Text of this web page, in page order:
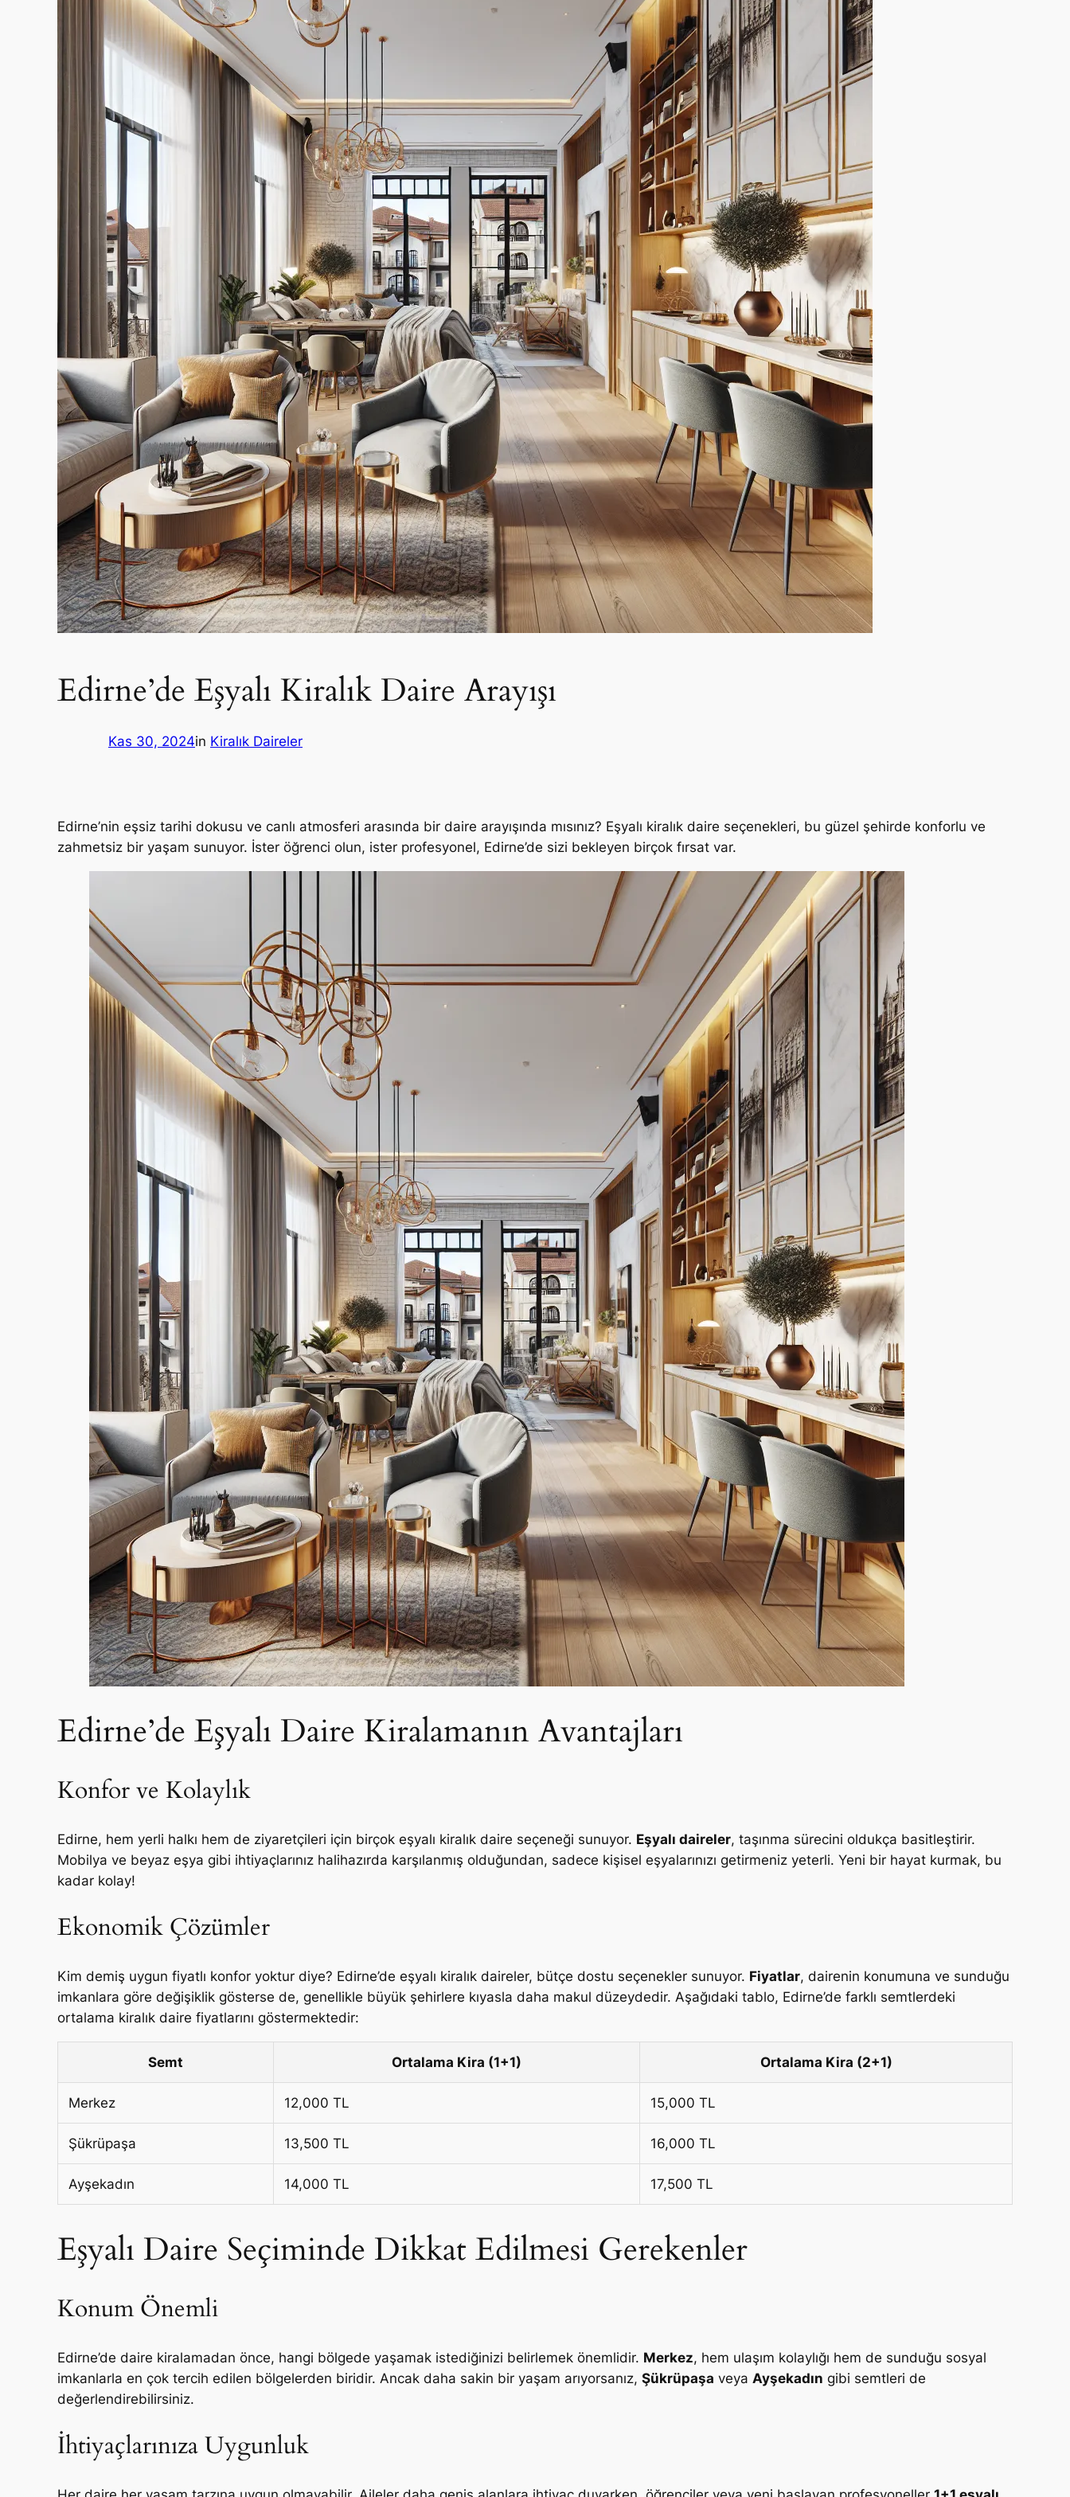
Edirne’de Eşyalı Kiralık Daire Arayışı
Kas 30, 2024in Kiralık Daireler
Edirne’nin eşsiz tarihi dokusu ve canlı atmosferi arasında bir daire arayışında mısınız? Eşyalı kiralık daire seçenekleri, bu güzel şehirde konforlu ve
zahmetsiz bir yaşam sunuyor. İster öğrenci olun, ister profesyonel, Edirne’de sizi bekleyen birçok fırsat var.
Edirne’de Eşyalı Daire Kiralamanın Avantajları
Konfor ve Kolaylık
Edirne, hem yerli halkı hem de ziyaretçileri için birçok eşyalı kiralık daire seçeneği sunuyor. Eşyalı daireler, taşınma sürecini oldukça basitleştirir.
Mobilya ve beyaz eşya gibi ihtiyaçlarınız halihazırda karşılanmış olduğundan, sadece kişisel eşyalarınızı getirmeniz yeterli. Yeni bir hayat kurmak, bu
kadar kolay!
Ekonomik Çözümler
Kim demiş uygun fiyatlı konfor yoktur diye? Edirne’de eşyalı kiralık daireler, bütçe dostu seçenekler sunuyor. Fiyatlar, dairenin konumuna ve sunduğu
imkanlara göre değişiklik gösterse de, genellikle büyük şehirlere kıyasla daha makul düzeydedir. Aşağıdaki tablo, Edirne’de farklı semtlerdeki
ortalama kiralık daire fiyatlarını göstermektedir:
Semt Ortalama Kira (1+1) Ortalama Kira (2+1)
Merkez 12,000 TL 15,000 TL
Şükrüpaşa 13,500 TL 16,000 TL
Ayşekadın 14,000 TL 17,500 TL
Eşyalı Daire Seçiminde Dikkat Edilmesi Gerekenler
Konum Önemli
Edirne’de daire kiralamadan önce, hangi bölgede yaşamak istediğinizi belirlemek önemlidir. Merkez, hem ulaşım kolaylığı hem de sunduğu sosyal
imkanlarla en çok tercih edilen bölgelerden biridir. Ancak daha sakin bir yaşam arıyorsanız, Şükrüpaşa veya Ayşekadın gibi semtleri de
değerlendirebilirsiniz.
İhtiyaçlarınıza Uygunluk